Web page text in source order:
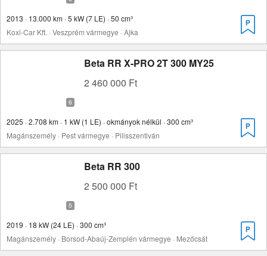
2013 · 13.000 km · 5 kW (7 LE) · 50 cm³
Koxi-Car Kft. · Veszprém vármegye · Ajka
Beta RR X-PRO 2T 300 MY25
2 460 000 Ft
2025 · 2.708 km · 1 kW (1 LE) · okmányok nélkül · 300 cm³
Magánszemély · Pest vármegye · Pilisszentiván
Beta RR 300
2 500 000 Ft
2019 · 18 kW (24 LE) · 300 cm³
Magánszemély · Borsod-Abaúj-Zemplén vármegye · Mezőcsát